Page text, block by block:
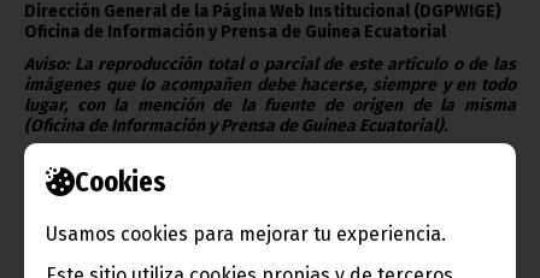
Cookies
Usamos cookies para mejorar tu experiencia.
Dirección General de la Página Web Institucional (DGPWIGE)
Oficina de Información y Prensa de Guinea Ecuatorial
Aviso: La reproducción total o parcial de este artículo o de las
imágenes que lo acompañen debe hacerse, siempre y en todo
lugar, con la mención de la fuente de origen de la misma
(Oficina de Información y Prensa de Guinea Ecuatorial).
Gobierno e Instituciones